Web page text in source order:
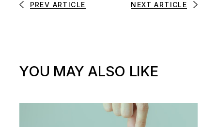
PREV ARTICLE NEXT ARTICLE
YOU MAY ALSO LIKE